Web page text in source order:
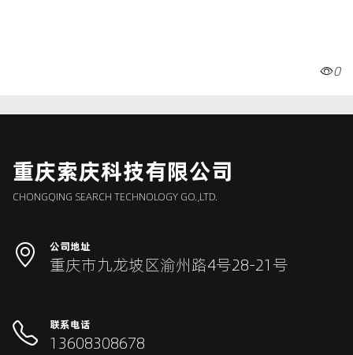
0
重庆索庆科技有限公司
CHONGQING SEARCH TECHNOLOGY GO.,LTD.
公司地址
重庆市九龙坡区渝州路4号28-21号
联系电话
13608308678